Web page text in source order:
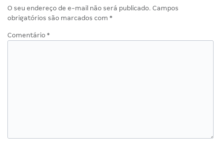
O seu endereço de e-mail não será publicado. Campos
obrigatórios são marcados com *
Comentário *